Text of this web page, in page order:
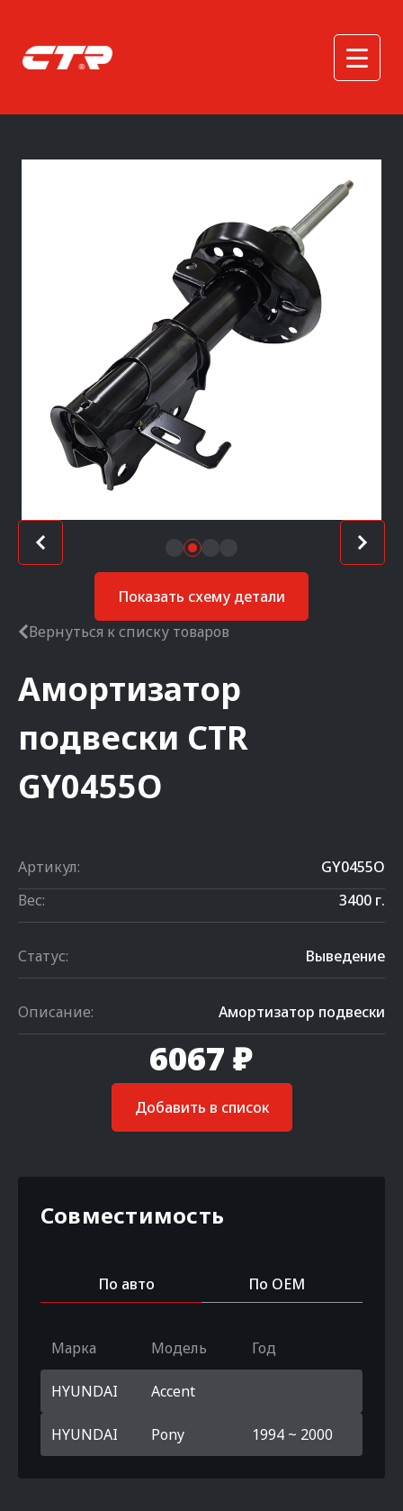
Показать схему детали
Вернуться к списку товаров
Амортизатор
подвески CTR
GY0455O
Артикул:
GY0455O
Вес:
3400 г.
Статус: Выведение
Описание: Амортизатор подвески
6067 ₽
Добавить в список
Совместимость
По авто По OEM
Марка Модель Год
HYUNDAI Accent
HYUNDAI Pony 1994 ~ 2000